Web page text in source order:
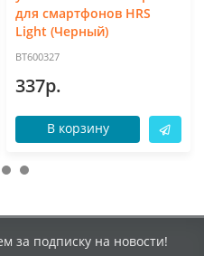
для смартфонов HRS
Light (Черный)
BT600327
337р.
В корзину
за подписку на новости!